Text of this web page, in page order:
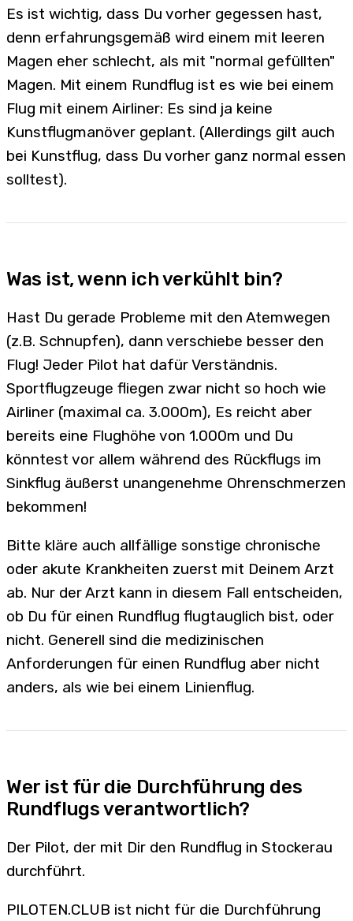
Es ist wichtig, dass Du vorher gegessen hast,
denn erfahrungsgemäß wird einem mit leeren
Magen eher schlecht, als mit "normal gefüllten"
Magen. Mit einem Rundflug ist es wie bei einem
Flug mit einem Airliner: Es sind ja keine
Kunstflugmanöver geplant. (Allerdings gilt auch
bei Kunstflug, dass Du vorher ganz normal essen
solltest).
Was ist, wenn ich verkühlt bin?
Hast Du gerade Probleme mit den Atemwegen
(z.B. Schnupfen), dann verschiebe besser den
Flug! Jeder Pilot hat dafür Verständnis.
Sportflugzeuge fliegen zwar nicht so hoch wie
Airliner (maximal ca. 3.000m), Es reicht aber
bereits eine Flughöhe von 1.000m und Du
könntest vor allem während des Rückflugs im
Sinkflug äußerst unangenehme Ohrenschmerzen
bekommen!
Bitte kläre auch allfällige sonstige chronische
oder akute Krankheiten zuerst mit Deinem Arzt
ab. Nur der Arzt kann in diesem Fall entscheiden,
ob Du für einen Rundflug flugtauglich bist, oder
nicht. Generell sind die medizinischen
Anforderungen für einen Rundflug aber nicht
anders, als wie bei einem Linienflug.
Wer ist für die Durchführung des
Rundflugs verantwortlich?
Der Pilot, der mit Dir den Rundflug in Stockerau
durchführt.
PILOTEN.CLUB ist nicht für die Durchführung